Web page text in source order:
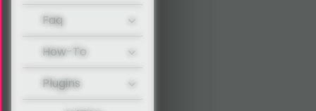
Faq
How-To
Plugins